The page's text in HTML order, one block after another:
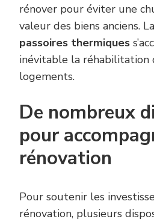
rénover pour éviter une
valeur des biens anciens.
passoires thermiques
inévitable la réhabilitation
logements.
De nombreux
pour
rénovation
Pour soutenir les
rénovation, plusieurs